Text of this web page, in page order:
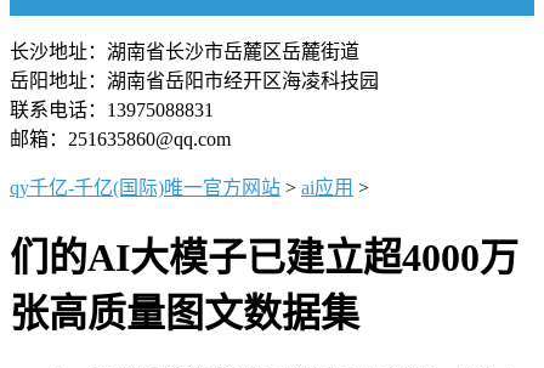
长沙地址：湖南省长沙市岳麓区岳麓街道
岳阳地址：湖南省岳阳市经开区海凌科技园
联系电话：13975088831
邮箱：251635860@qq.com
qy千亿-千亿(国际)唯一官方网站 > ai应用 >
们的AI大模子已建立超4000万
张高质量图文数据集